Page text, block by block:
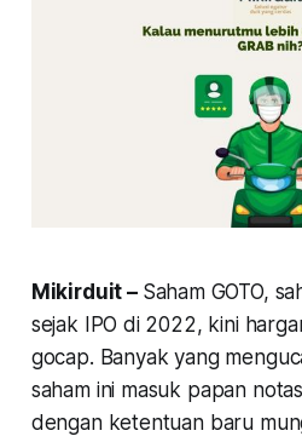
Mikirduit – Saham GOTO,
sejak IPO di 2022, kini
gocap. Banyak yang
saham ini masuk papan
dengan ketentuan baru